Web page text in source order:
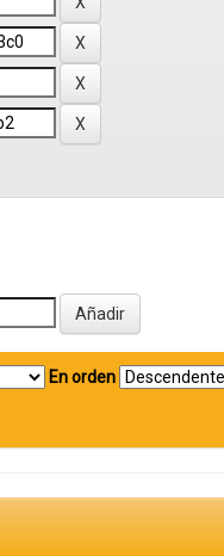
En orden